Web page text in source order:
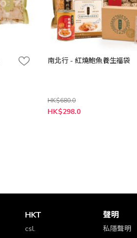
南北行 - 紅燒鮑魚養生福袋
HK$680.0
特
殊
HK$298.0
HKT
csl.
聲明
私隱聲明